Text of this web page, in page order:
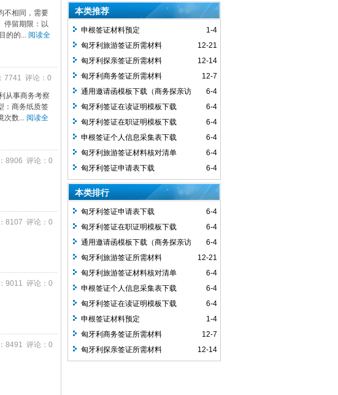
不相同，需要
留期限：以
的的... 阅读全
7741 评论：0
从事商务考察
：商务纸质签
数... 阅读全
8906 评论：0
8107 评论：0
9011 评论：0
8491 评论：0
本类推荐
1-4
​申根签证材料预定
12-21
匈牙利旅游签证所需材料
12-14
匈牙利探亲签证所需材料
12-7
匈牙利商务签证所需材料
6-4
通用邀请函模板下载（商务探亲访
友）
6-4
匈牙利签证在读证明模板下载
6-4
匈牙利签证在职证明模板下载
6-4
申根签证个人信息采集表下载
6-4
匈牙利旅游签证材料核对清单
6-4
匈牙利签证申请表下载
本类排行
6-4
匈牙利签证申请表下载
6-4
匈牙利签证在职证明模板下载
6-4
通用邀请函模板下载（商务探亲访
友）
12-21
匈牙利旅游签证所需材料
6-4
匈牙利旅游签证材料核对清单
6-4
申根签证个人信息采集表下载
6-4
匈牙利签证在读证明模板下载
1-4
​申根签证材料预定
12-7
匈牙利商务签证所需材料
12-14
匈牙利探亲签证所需材料